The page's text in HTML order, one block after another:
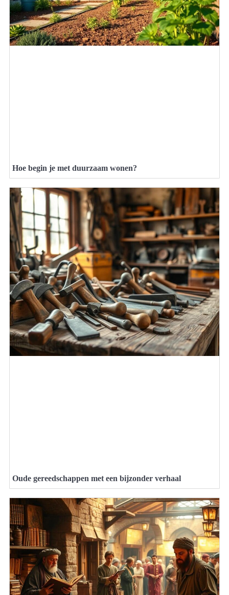
Hoe begin je met duurzaam wonen?
Oude gereedschappen met een bijzonder verhaal